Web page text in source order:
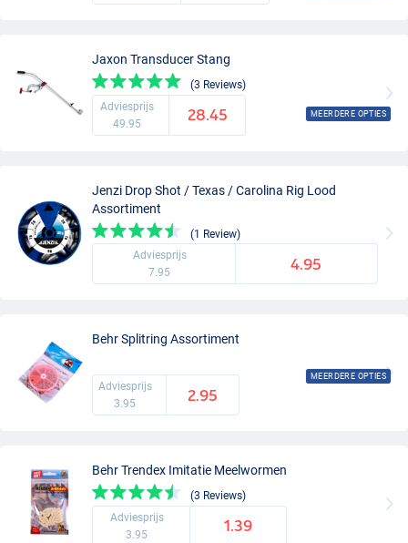
MEERDERE OPTIES
Jaxon Transducer Stang
(3 Reviews)
Adviesprijs
49.95
28.45
MEERDERE OPTIES
Jenzi Drop Shot / Texas / Carolina Rig Lood
Assortiment
(1 Review)
Adviesprijs
7.95
4.95
Behr Splitring Assortiment
Adviesprijs
3.95
2.95
Behr Trendex Imitatie Meelwormen
(3 Reviews)
Adviesprijs
3.95
1.39